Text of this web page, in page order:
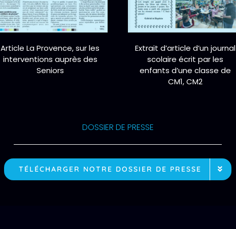
Article La Provence, sur les
interventions auprès des
Seniors
Extrait d’article d’un journal
scolaire écrit par les
enfants d’une classe de
CM1, CM2
DOSSIER DE PRESSE
TÉLÉCHARGER NOTRE DOSSIER DE PRESSE